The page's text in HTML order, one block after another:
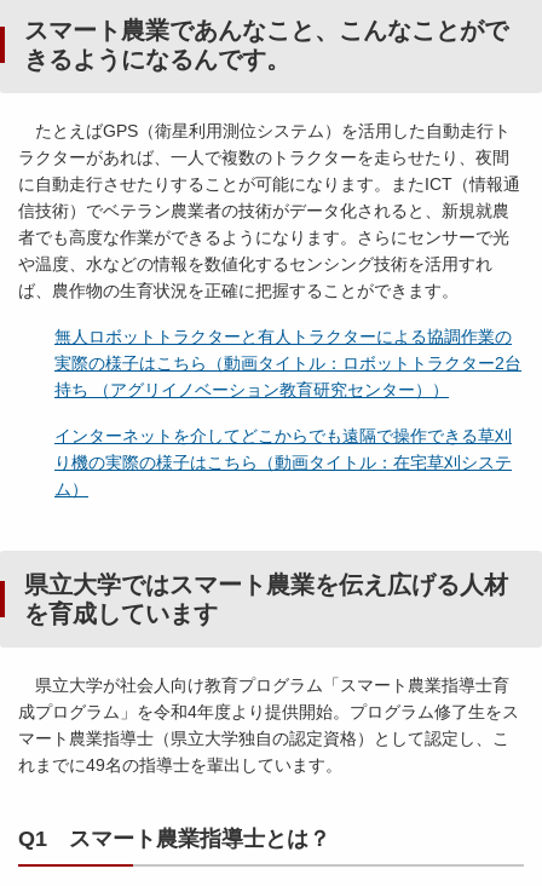
スマート農業であんなこと、こんなことがで
きるようになるんです。
たとえばGPS（衛星利用測位システム）を活用した自動走行ト
ラクターがあれば、一人で複数のトラクターを走らせたり、夜間
に自動走行させたりすることが可能になります。またICT（情報通
信技術）でベテラン農業者の技術がデータ化されると、新規就農
者でも高度な作業ができるようになります。さらにセンサーで光
や温度、水などの情報を数値化するセンシング技術を活用すれ
ば、農作物の生育状況を正確に把握することができます。
無人ロボットトラクターと有人トラクターによる協調作業の
実際の様子はこちら（動画タイトル：ロボットトラクター2台
持ち （アグリイノベーション教育研究センター））
インターネットを介してどこからでも遠隔で操作できる草刈
り機の実際の様子はこちら（動画タイトル：在宅草刈システ
ム）
県立大学ではスマート農業を伝え広げる人材
を育成しています
県立大学が社会人向け教育プログラム「スマート農業指導士育
成プログラム」を令和4年度より提供開始。プログラム修了生をス
マート農業指導士（県立大学独自の認定資格）として認定し、こ
れまでに49名の指導士を輩出しています。
Q1 スマート農業指導士とは？